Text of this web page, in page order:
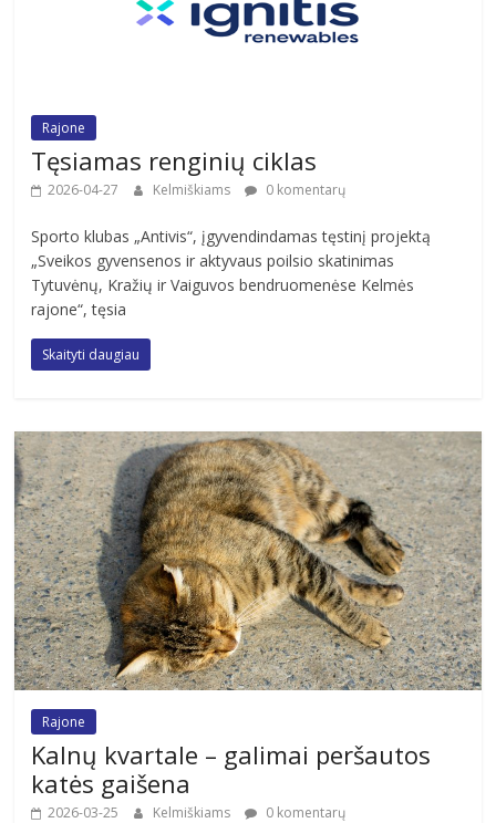
Rajone
Tęsiamas renginių ciklas
2026-04-27 Kelmiškiams 0 komentarų
Sporto klubas „Antivis“, įgyvendindamas tęstinį projektą
„Sveikos gyvensenos ir aktyvaus poilsio skatinimas
Tytuvėnų, Kražių ir Vaiguvos bendruomenėse Kelmės
rajone“, tęsia
Skaityti daugiau
Rajone
Kalnų kvartale – galimai peršautos
katės gaišena
2026-03-25 Kelmiškiams 0 komentarų